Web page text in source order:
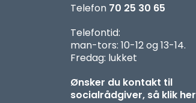
Telefon 70 25 30 65
Telefontid:
man-tors: 10-12 og 13-14.
Fredag: lukket
Ønsker du kontakt til
socialrådgiver, så klik her